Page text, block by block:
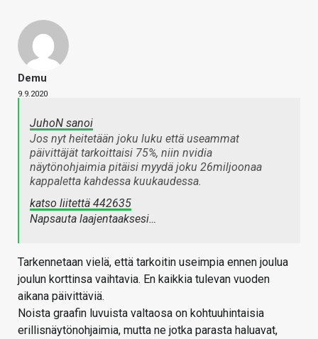
Demu
9.9.2020
JuhoN sanoi
Jos nyt heitetään joku luku että useammat
päivittäjät tarkoittaisi 75%, niin nvidia
näytönohjaimia pitäisi myydä joku 26miljoonaa
kappaletta kahdessa kuukaudessa.
katso liitettä 442635
Napsauta laajentaaksesi…
Tarkennetaan vielä, että tarkoitin useimpia ennen joulua
joulun korttinsa vaihtavia. En kaikkia tulevan vuoden
aikana päivittäviä.
Noista graafin luvuista valtaosa on kohtuuhintaisia
erillisnäytönohjaimia, mutta ne jotka parasta haluavat,